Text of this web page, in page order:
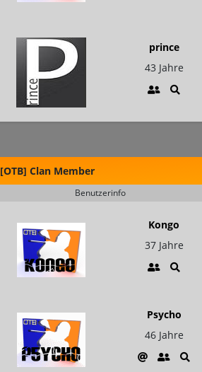
prince
43 Jahre
[OTB] Clan Member
Benutzerinfo
Kongo
37 Jahre
Psycho
46 Jahre